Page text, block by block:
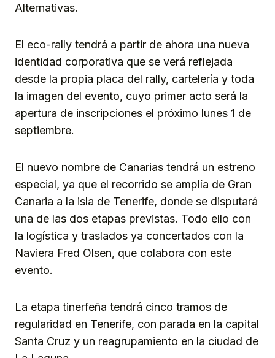
Alternativas.
El eco-rally tendrá a partir de ahora una nueva
identidad corporativa que se verá reflejada
desde la propia placa del rally, cartelería y toda
la imagen del evento, cuyo primer acto será la
apertura de inscripciones el próximo lunes 1 de
septiembre.
El nuevo nombre de Canarias tendrá un estreno
especial, ya que el recorrido se amplía de Gran
Canaria a la isla de Tenerife, donde se disputará
una de las dos etapas previstas. Todo ello con
la logística y traslados ya concertados con la
Naviera Fred Olsen, que colabora con este
evento.
La etapa tinerfeña tendrá cinco tramos de
regularidad en Tenerife, con parada en la capital
Santa Cruz y un reagrupamiento en la ciudad de